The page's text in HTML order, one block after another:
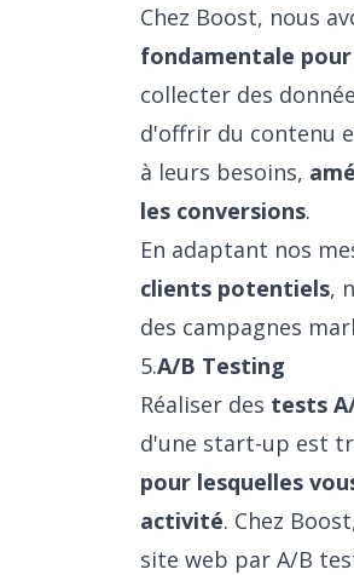
Chez Boost, nous
fondamentale
collecter des
d'offrir du contenu
à leurs besoins,
les conversions.
En adaptant nos
clients potentiels,
des campagnes
5.A/B Testing
Réaliser des tests
d'une start-up est
pour lesquelles
activité. Chez
site web par A/B